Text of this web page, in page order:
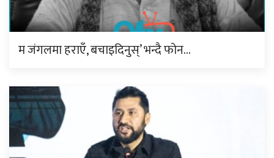
म जंगलमा हराएँ, बचाइदिनुस्’ भन्दै फोन…